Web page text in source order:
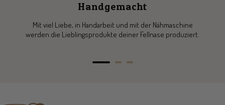
Handgemacht
Mit viel Liebe, in Handarbeit und mit der Nähmaschine
werden die Lieblingsprodukte deiner Fellnase produziert.